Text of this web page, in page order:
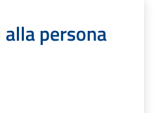
persona